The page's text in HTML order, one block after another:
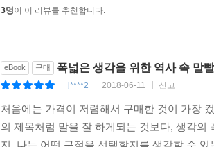
3명이 이 리뷰를 추천합니다.
eBook 구매 폭넓은 생각을 위한 역사 속 말
j****2 2018-06-11 신고
처음에는 가격이 저렴해서 구매한 것이 가장
의 제목처럼 말을 잘 하게되는 것보다, 생각
지, 나는 어떤 구절을 선택할지를 생각할 수